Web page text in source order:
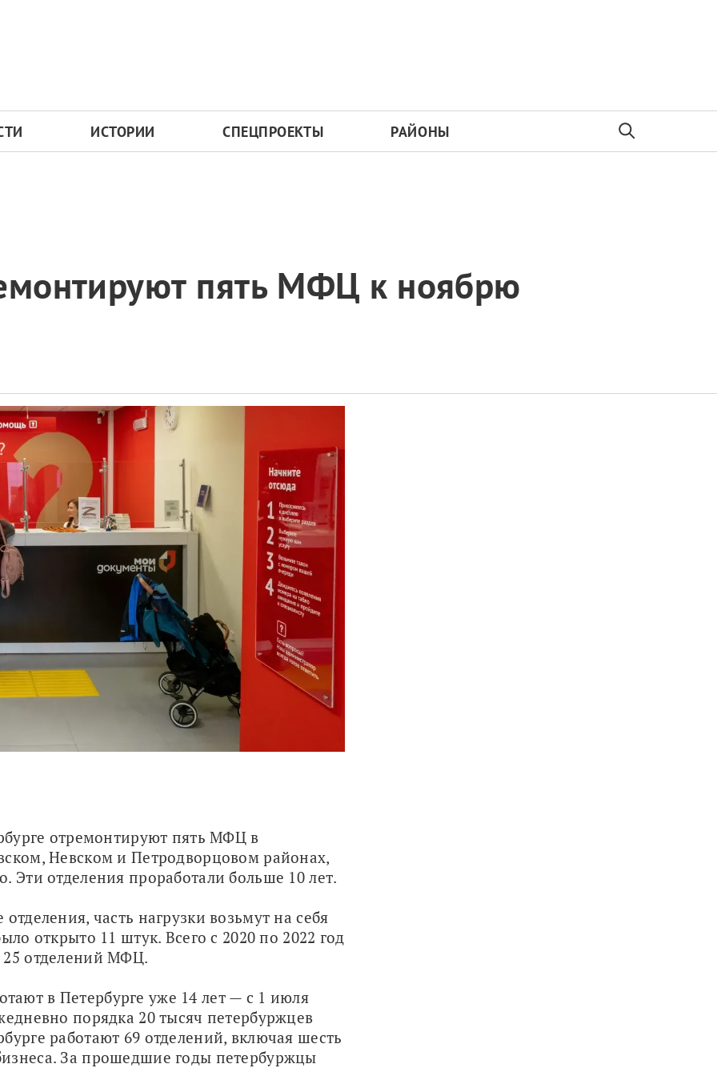
ИСТОРИИ СПЕЦПРОЕКТЫ РАЙОНЫ
пять МФЦ к ноябрю
отремонтируют пять МФЦ в
Эти отделения проработали больше 10 лет.
часть нагрузки возьмут на себя
открыто 11 штук. Всего с 2020 по 2022 год
25 отделений МФЦ.
в Петербурге уже 14 лет — с 1 июля
работают 69 отделений, включая шесть
За прошедшие годы петербуржцы